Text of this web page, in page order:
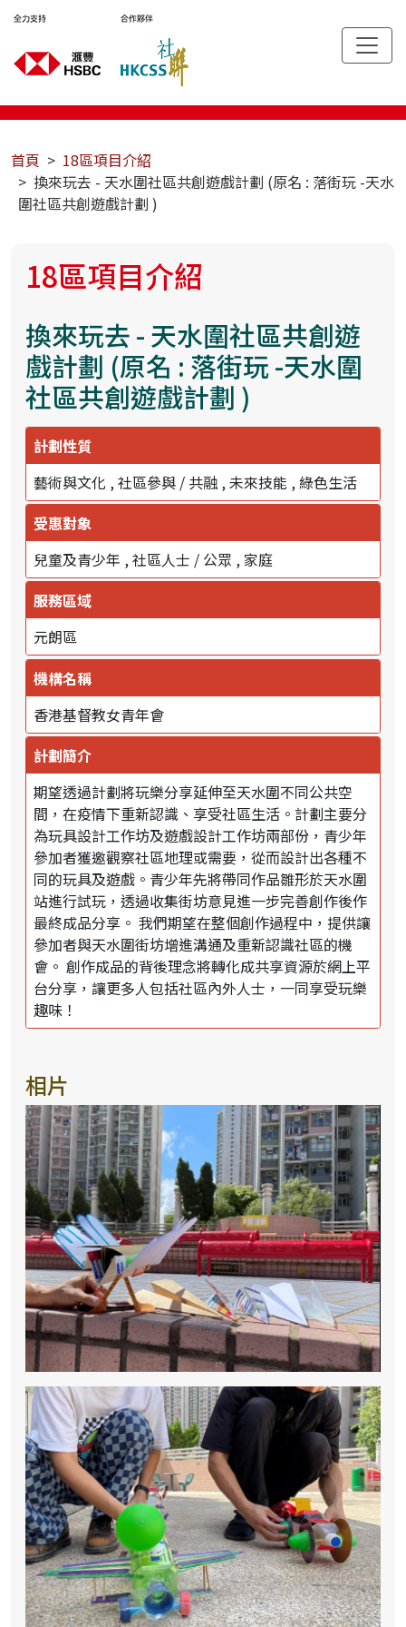
首頁
18區項目介紹
換來玩去 - 天水圍社區共創遊戲計劃 (原名 : 落街玩 -天水
圍社區共創遊戲計劃 )
18區項目介紹
換來玩去 - 天水圍社區共創遊
戲計劃 (原名 : 落街玩 -天水圍
社區共創遊戲計劃 )
計劃性質
藝術與文化 社區參與 / 共融 未來技能 綠色生活
受惠對象
兒童及青少年 社區人士 / 公眾 家庭
服務區域
元朗區
機構名稱
香港基督教女青年會
計劃簡介
期望透過計劃將玩樂分享延伸至天水圍不同公共空
間，在疫情下重新認識、享受社區生活。計劃主要分
為玩具設計工作坊及遊戲設計工作坊兩部份，青少年
參加者獲邀觀察社區地理或需要，從而設計出各種不
同的玩具及遊戲。青少年先將帶同作品雛形於天水圍
站進行試玩，透過收集街坊意見進一步完善創作後作
最終成品分享。 我們期望在整個創作過程中，提供讓
參加者與天水圍街坊增進溝通及重新認識社區的機
會。 創作成品的背後理念將轉化成共享資源於網上平
台分享，讓更多人包括社區內外人士，一同享受玩樂
趣味！
相片